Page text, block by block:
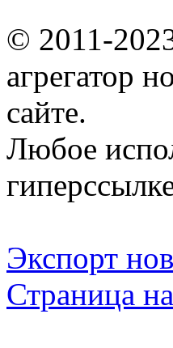
© 2011-
агрегатор
сайте.
Любое
Экспорт
Страница